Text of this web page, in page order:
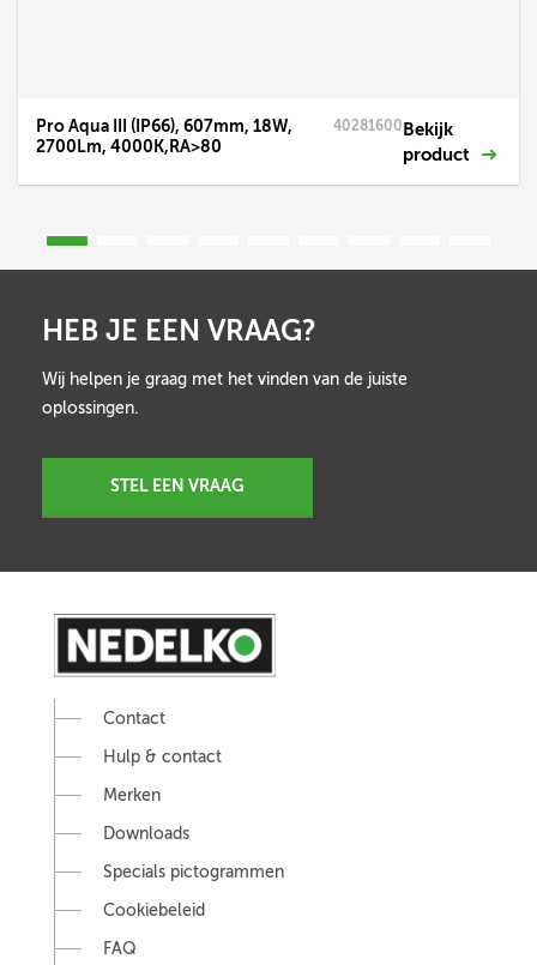
Pro Aqua III (IP66), 607mm, 18W,
2700Lm, 4000K,RA>80
40281600 Bekijk
product
HEB JE EEN VRAAG?
Wij helpen je graag met het vinden van de juiste
oplossingen.
STEL EEN VRAAG
Contact
Hulp & contact
Merken
Downloads
Specials pictogrammen
Cookiebeleid
FAQ